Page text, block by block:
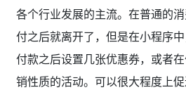
各个行业发展的主流。在普通的
付之后就离开了，但是在小程序
付款之后设置几张优惠券，或者
销性质的活动。可以很大程度上